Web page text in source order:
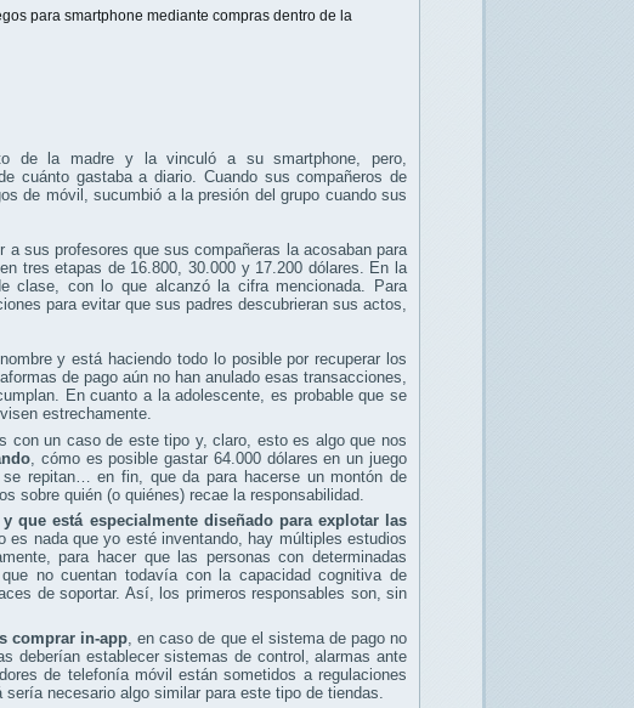
para smartphone mediante compras dentro de la
de la madre y la vinculó a su smartphone, pero,
cuánto gastaba a diario. Cuando sus compañeros de
de móvil, sucumbió a la presión del grupo cuando sus
sus profesores que sus compañeras la acosaban para
tres etapas de 16.800, 30.000 y 17.200 dólares. En la
clase, con lo que alcanzó la cifra mencionada. Para
para evitar que sus padres descubrieran sus actos,
y está haciendo todo lo posible por recuperar los
de pago aún no han anulado esas transacciones,
En cuanto a la adolescente, es probable que se
estrechamente.
con un caso de este tipo y, claro, esto es algo que nos
, cómo es posible gastar 64.000 dólares en un juego
repitan… en fin, que da para hacerse un montón de
sobre quién (o quiénes) recae la responsabilidad.
que está especialmente diseñado para explotar las
es nada que yo esté inventando, hay múltiples estudios
para hacer que las personas con determinadas
no cuentan todavía con la capacidad cognitiva de
de soportar. Así, los primeros responsables son, sin
comprar in-app , en caso de que el sistema de pago no
deberían establecer sistemas de control, alarmas ante
de telefonía móvil están sometidos a regulaciones
necesario algo similar para este tipo de tiendas.